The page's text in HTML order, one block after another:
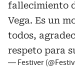
fallecimiento
Vega. Es un
todos,
respeto para
— Festiver